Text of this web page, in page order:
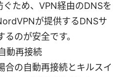
ぐため、VPN経由のDNSを
が提供するDNSサ
のが安全です。
動再接続
合の自動再接続とキルスイ